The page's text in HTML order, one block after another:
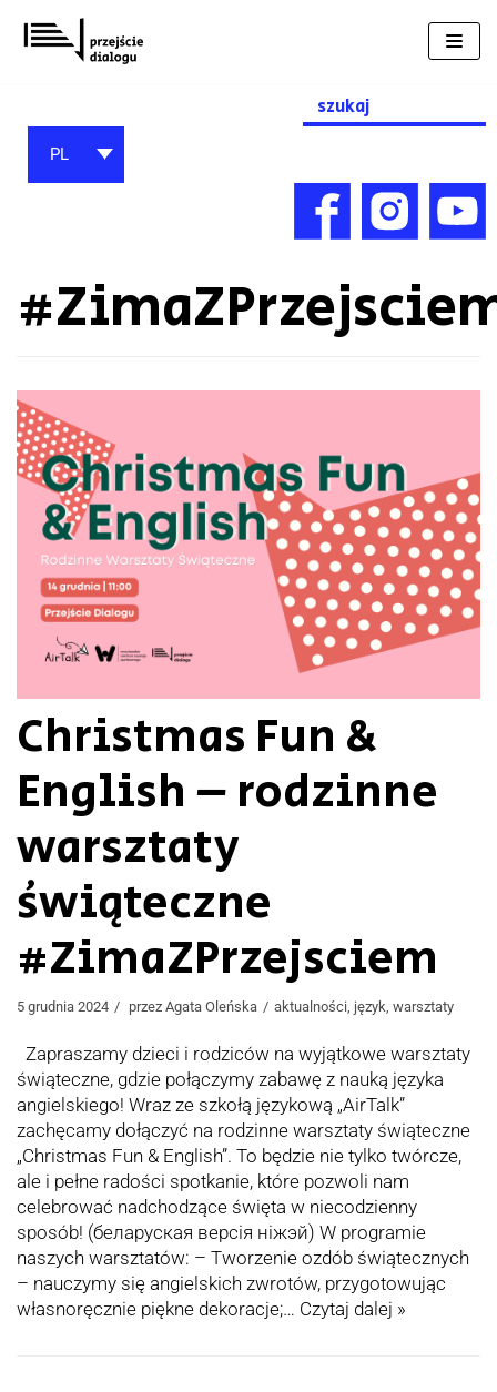
Przejdź
do
Search
for:
PL
Christmas Fun &
English – rodzinne
warsztaty
świąteczne
#ZimaZPrzejsciem
5 grudnia 2024 przez Agata Oleńska aktualności, język, warsztaty
Zapraszamy dzieci i rodziców na wyjątkowe warsztaty
świąteczne, gdzie połączymy zabawę z nauką języka
angielskiego! Wraz ze szkołą językową „AirTalk”
zachęcamy dołączyć na rodzinne warsztaty świąteczne
„Christmas Fun & English”. To będzie nie tylko twórcze,
ale i pełne radości spotkanie, które pozwoli nam
celebrować nadchodzące święta w niecodzienny
sposób! (беларуская версія ніжэй) W programie
naszych warsztatów: – Tworzenie ozdób świątecznych
– nauczymy się angielskich zwrotów, przygotowując
własnoręcznie piękne dekoracje;… Czytaj dalej »